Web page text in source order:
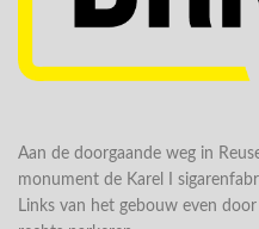
Aan de doorgaande weg in
monument de Karel I
Links van het gebouw even